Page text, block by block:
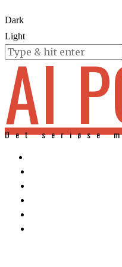
Dark
Light
KURSER
AI
Det seriøse